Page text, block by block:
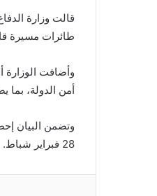
قالت وزارة
طائرات مسيرة
وأضافت الوزارة
أمن الدولة، بما
وتضمن البيان
⁠28 فبراير شباط.